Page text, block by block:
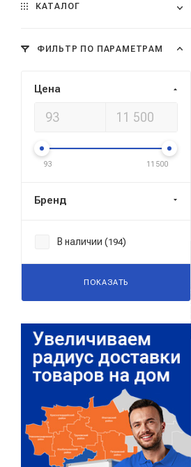
Реклама ⋮
КАТАЛОГ
ФИЛЬТР ПО ПАРАМЕТРАМ
Цена
93 11 500
Бренд
В наличии (194)
ПОКАЗАТЬ